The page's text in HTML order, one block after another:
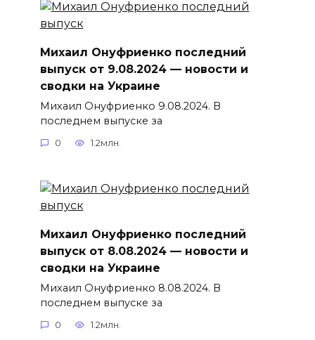
Михаил Онуфриенко последний
выпуск от 9.08.2024 — новости и
сводки на Украине
Михаил Онуфриенко 9.08.2024. В
последнем выпуске за
0 1.2млн.
Михаил Онуфриенко последний
выпуск от 8.08.2024 — новости и
сводки на Украине
Михаил Онуфриенко 8.08.2024. В
последнем выпуске за
0 1.2млн.